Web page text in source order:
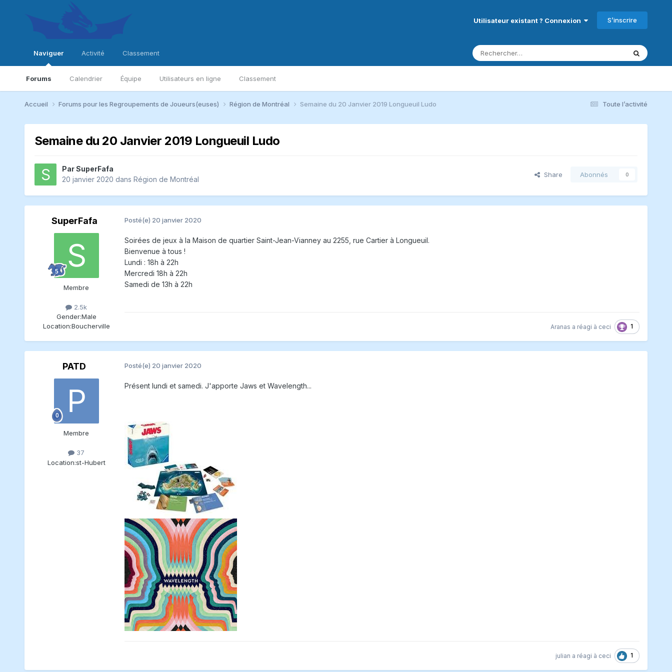
Utilisateur existant ? Connexion S’inscrire
Naviguer
Forums Calendrier Équipe Utilisateurs en ligne Classement
Activité Classement
Toute l’activité
Accueil Forums pour les Regroupements de Joueurs(euses) Région de Montréal Semaine du 20 Janvier 2019 Longueuil Ludo
Semaine du 20 Janvier 2019 Longueuil Ludo
ParSuperFafa
20 janvier 2020 dans Région de Montréal
Share Abonnés 0
SuperFafa
Membre
2.5k
Gender:Male
Location:Boucherville
Posté(e) 20 janvier 2020
Soirée s d e jeux à la Maison de quartier Saint-Jean-Vianney au 2255, rue Cartier à Longueuil.
Bienvenue à tous !
Lundi : 18h à 22h
Mercredi 18h à 22h
Samedi de 13h à 22h
Aranas a réagi à ceci 1
PATD
Membre
37
Location:st-Hubert
Posté(e) 20 janvier 2020
Présent lundi et samedi. J'apporte Jaws et Wavelength...
julian a réagi à ceci 1